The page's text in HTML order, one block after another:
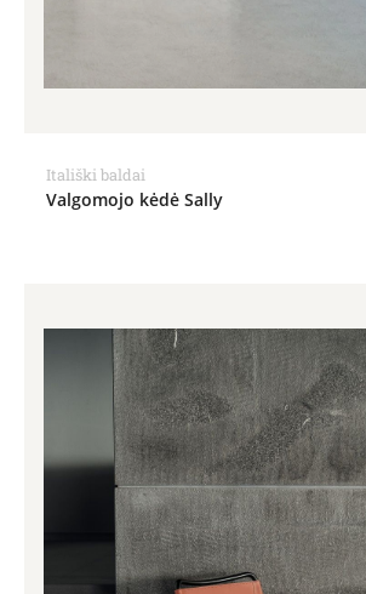
Itališki baldai
Valgomojo kėdė Sally